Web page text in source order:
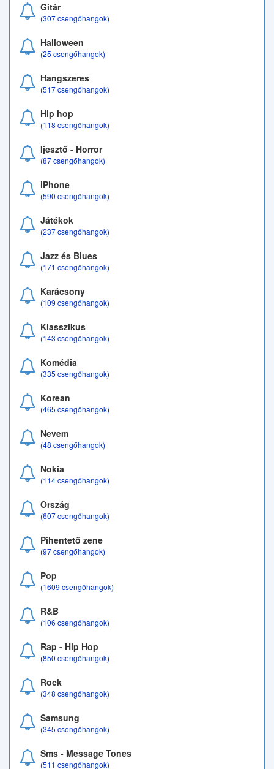
Gitár
(307 csengőhangok)
Halloween
(25 csengőhangok)
Hangszeres
(517 csengőhangok)
Hip hop
(118 csengőhangok)
Ijesztő - Horror
(87 csengőhangok)
iPhone
(590 csengőhangok)
Játékok
(237 csengőhangok)
Jazz és Blues
(171 csengőhangok)
Karácsony
(109 csengőhangok)
Klasszikus
(143 csengőhangok)
Komédia
(335 csengőhangok)
Korean
(465 csengőhangok)
Nevem
(48 csengőhangok)
Nokia
(114 csengőhangok)
Ország
(607 csengőhangok)
Pihentető zene
(97 csengőhangok)
Pop
(1609 csengőhangok)
R&B
(106 csengőhangok)
Rap - Hip Hop
(850 csengőhangok)
Rock
(348 csengőhangok)
Samsung
(345 csengőhangok)
Sms - Message Tones
(511 csengőhangok)